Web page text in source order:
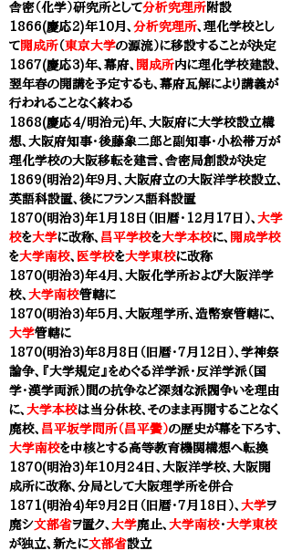
舎密（化学）研究所として分析究理所附設
1866(慶応2)年10月、 分析究理所、理化学校とし
て開成所（東京大学の源流）に移設することが決定
1867(慶応3)年、幕府、 開成所内に理化学校建設、
翌年春の開講を予定するも、幕府瓦解により講義が
行われることなく終わる
1868(慶応4/明治元)年、 大阪府に大学校設立構
想、大阪府知事・後藤象二郎と副知事・小松帯万が
理化学校の大阪移転を建言、舎密局創設が決定
1869(明治2)年９月、大阪府立の大阪洋学校設立、
英語科設置、後にフランス語科設置
1870(明治3)年1月18日（旧暦・12月17日）、 大学
校を大学に改称、 昌平学校を大学本校に、 開成学校
を大学南校、 医学校を大学東校に改称
1870(明治3)年4月、大阪化学所および大阪洋学
校、 大学南校管轄に
1870(明治3)年5月、 大阪理学所、造幣寮管轄に、
大学管轄に
1870(明治3)年8月8日（旧暦・7月12日）、学神祭
論争、『大学規定』をめぐる洋学派・反洋学派（国
学・漢学両派）間の抗争など深刻な派閥争いを理由
に、 大学本校は当分休校、そのまま再開することなく
廃校、 昌平坂学問所（昌平黌）の歴史が幕を下ろす、
大学南校を中核とする高等教育機関構想へ転換
1870(明治3)年10月24日、大阪洋学校、大阪開
成所に改称、分局として大阪理学所を併合
1871(明治4)年9月2日（旧暦・7月18日）、 大学ヲ
廃シ文部省ヲ置ク、 大学廃止、 大学南校・大学東校
が独立、新たに文部省設立